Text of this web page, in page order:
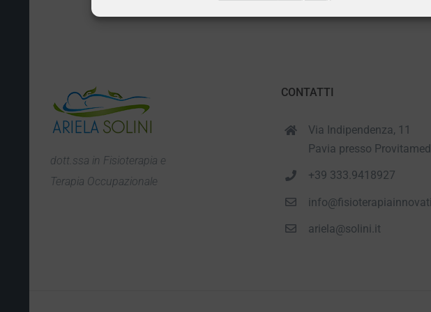
dott.ssa in Fisioterapia e
Terapia Occupazionale
CONTATTI
Via Indipendenza, 11
Pavia presso Provitamed
+39 333.9418927
ariela@solini.it